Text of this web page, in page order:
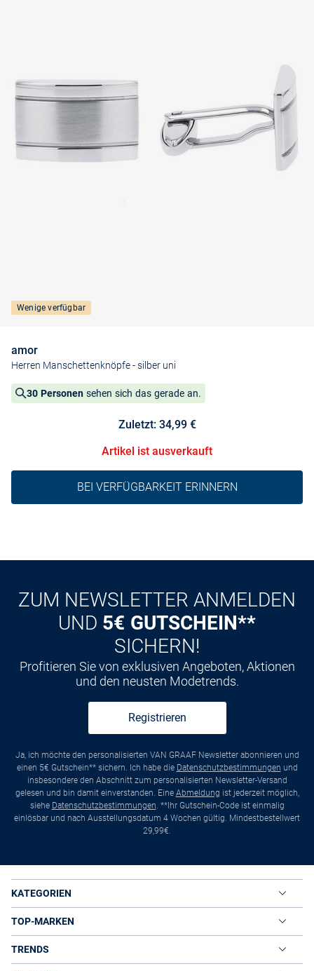
Wenige verfügbar
amor
Herren Manschettenknöpfe- silber uni
30 Personen sehen sich das gerade an.
Zuletzt: 34,99 €
Artikel ist ausverkauft
BEI VERFÜGBARKEIT ERINNERN
ZUM NEWSLETTER ANMELDEN
UND 5€ GUTSCHEIN**
SICHERN!
Profitieren Sie von exklusiven Angeboten, Aktionen
und den neusten Modetrends.
Registrieren
Ja, ich möchte den personalisierten VAN GRAAF Newsletter abonnieren und
einen 5€ Gutschein** sichern. Ich habe die Datenschutzbestimmungen und
insbesondere den Abschnitt zum personalisierten Newsletter-Versand
gelesen und bin damit einverstanden. Eine Abmeldung ist jederzeit möglich,
siehe Datenschutzbestimmungen. **Ihr Gutschein-Code ist einmalig
einlösbar und nach Ausstellungsdatum 4 Wochen gültig. Mindestbestellwert
29,99€.
KATEGORIEN
TOP-MARKEN
TRENDS